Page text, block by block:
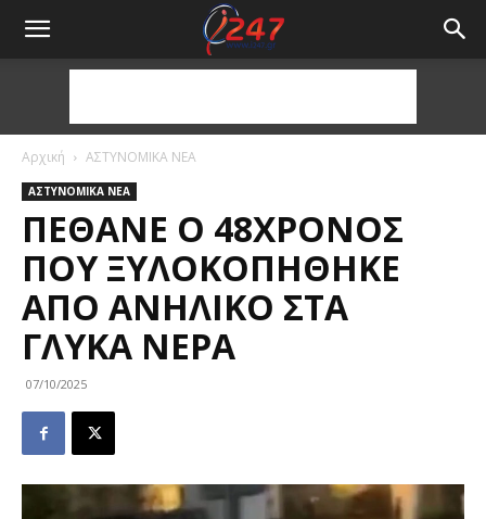
Αρχική ΑΣΤΥΝΟΜΙΚΑ ΝΕΑ
ΑΣΤΥΝΟΜΙΚΑ ΝΕΑ
ΠΈΘΑΝΕ Ο 48ΧΡΟΝΟΣ
ΠΟΥ ΞΥΛΟΚΟΠΉΘΗΚΕ
ΑΠΌ ΑΝΉΛΙΚΟ ΣΤΑ
ΓΛΥΚΆ ΝΕΡΆ
07/10/2025